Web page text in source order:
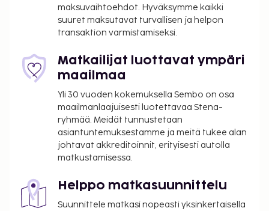
Lemmikit: 20.00 CHF per lemmikki per yö
Avustajaeläimistä ei veloiteta lisämaksuja
takuumaksut eivät välttämättä sisällä veroja, ja ne
saattavat muuttua.
Autoa ei tarvita tähän majoituspaikkaan
pääsemiseksi.
maksuvaihtoehdot. Hyväksymme kaikki
suuret maksutavat turvallisen ja helpon
transaktion varmistamiseksi.
Matkailijat luottavat ympäri
maailmaa
Yli 30 vuoden kokemuksella Sembo on osa
maailmanlaajuisesti luotettavaa Stena-
ryhmää. Meidät tunnustetaan
asiantuntemuksestamme ja meitä tukee alan
johtavat akkreditoinnit, erityisesti autolla
matkustamisessa.
Helppo matkasuunnittelu
Suunnittele matkasi nopeasti yksinkertaisella